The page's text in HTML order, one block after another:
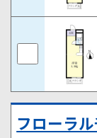
フローラ